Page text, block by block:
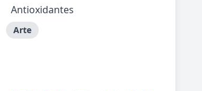
Antioxidantes
Arte